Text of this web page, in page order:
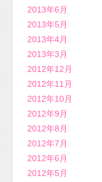
2013年6月
2013年5月
2013年4月
2013年3月
2012年12月
2012年11月
2012年10月
2012年9月
2012年8月
2012年7月
2012年6月
2012年5月